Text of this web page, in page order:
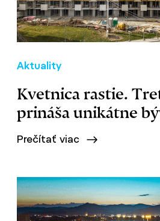
Aktuality
Kvetnica rastie.
prináša unikátne
Prečítať viac